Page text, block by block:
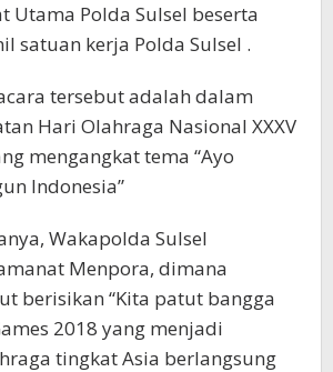
Utama Polda Sulsel beserta
satuan kerja Polda Sulsel .
tersebut adalah dalam
Hari Olahraga Nasional XXXV
mengangkat tema “Ayo
Indonesia”
Wakapolda Sulsel
Menpora, dimana
berisikan “Kita patut bangga
2018 yang menjadi
tingkat Asia berlangsung